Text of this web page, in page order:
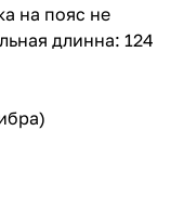
на пояс не
длинна: 124